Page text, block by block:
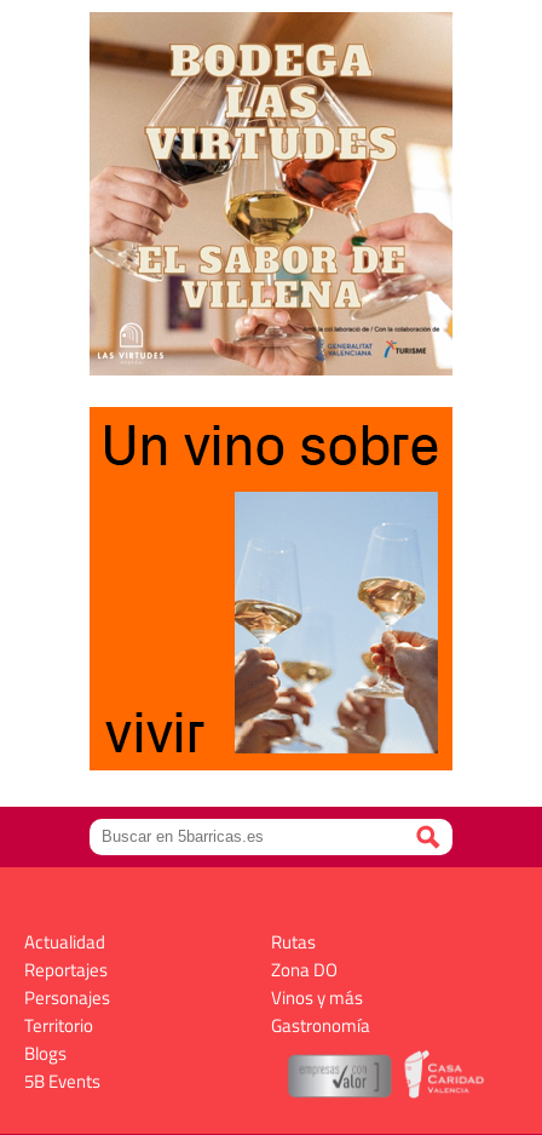
Actualidad
Reportajes
Personajes
Territorio
Rutas
Zona DO
Vinos y más
Gastronomía
Blogs
5B Events